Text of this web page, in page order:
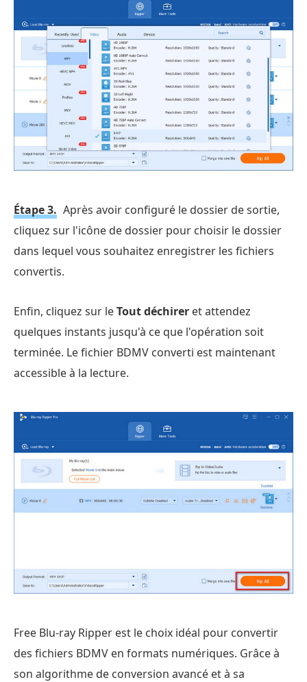
Étape 3. Après avoir configuré le dossier de sortie,
cliquez sur l'icône de dossier pour choisir le dossier
dans lequel vous souhaitez enregistrer les fichiers
convertis.
Enfin, cliquez sur leTout déchirer et attendez
quelques instants jusqu'à ce que l'opération soit
terminée. Le fichier BDMV converti est maintenant
accessible à la lecture.
Free Blu-ray Ripper est le choix idéal pour convertir
des fichiers BDMV en formats numériques. Grâce à
son algorithme de conversion avancé et à sa